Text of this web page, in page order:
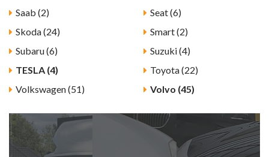
Saab (2)
Seat (6)
Skoda (24)
Smart (2)
Subaru (6)
Suzuki (4)
TESLA (4)
Toyota (22)
Volkswagen (51)
Volvo (45)